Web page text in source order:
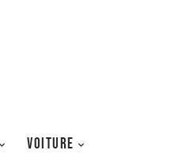
VOITURE